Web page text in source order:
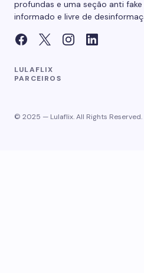
profundas e uma seção anti
informado e livre de
LULAFLIX
PARCEIROS
© 2025 — Lulaflix. All Rights Reserved.